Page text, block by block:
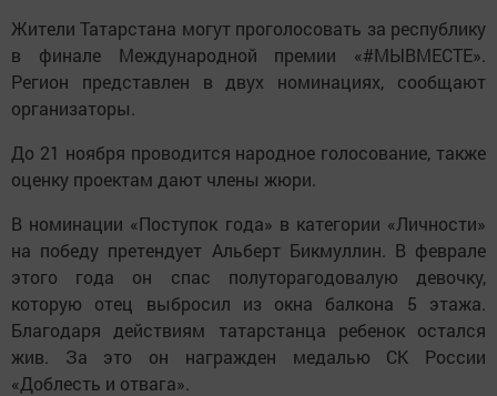
Жители Татарстана могут проголосовать за республику
в финале Международной премии «#МЫВМЕСТЕ».
Регион представлен в двух номинациях, сообщают
организаторы.
До 21 ноября проводится народное голосование, также
оценку проектам дают члены жюри.
В номинации «Поступок года» в категории «Личности»
на победу претендует Альберт Бикмуллин. В феврале
этого года он спас полуторагодовалую девочку,
которую отец выбросил из окна балкона 5 этажа.
Благодаря действиям татарстанца ребенок остался
жив. За это он награжден медалью СК России
«Доблесть и отвага».